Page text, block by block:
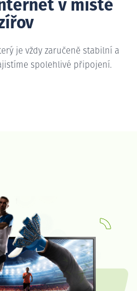
v místě
je vždy zaručeně stabilní a
spolehlivé připojení.